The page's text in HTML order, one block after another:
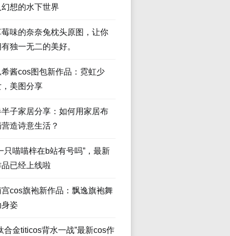
幻想的水下世界
莓味的奈奈兔枕头原图，让你
独一无二的美好。
希酱cos图包新作品：霓虹少
，美图分享
半子家居分享：如何用家居布
造诗意生活？
只喵喵梓在b站有号吗”，最新
品已经上线啦
宫cos旗袍新作品：飘逸旗袍舞
身姿
合金titicos背水一战”最新cos作